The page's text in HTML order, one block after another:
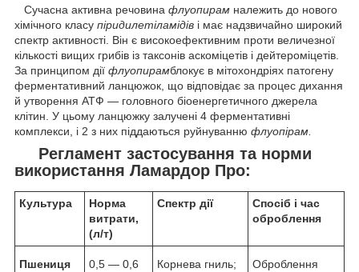
Сучасна активна речовина флуопирам належить до нового
хімічного класу піридилетіламідів і має надзвичайно широкий
спектр активності. Він є високоефективним проти величезної
кількості вищих грибів із таксонів аскоміцетів і дейтероміцетів.
За принципом дії флуопирамблокує в мітохондріях патогену
ферментативний ланцюжок, що відповідає за процес дихання
й утворення АТФ — головного біоенергетичного джерела
клітин. У цьому ланцюжку залучені 4 ферментативні
комплекси, і 2 з них піддаються руйнуванню флуопірам.
Регламент застосування та норми
використання Ламардор Про:
Культура
Норма
витрати,
(л/т)
Спектр дії
Спосіб і час
оброблення
Пшениця 0,5 — 0,6
Корнева гниль;
Оброблення